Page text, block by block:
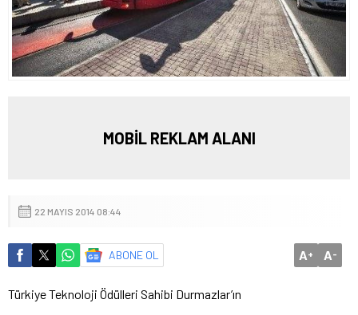
MOBİL REKLAM ALANI
22 MAYIS 2014 08:44
ABONE OL A+ A-
Türkiye Teknoloji Ödülleri Sahibi Durmazlar’ın